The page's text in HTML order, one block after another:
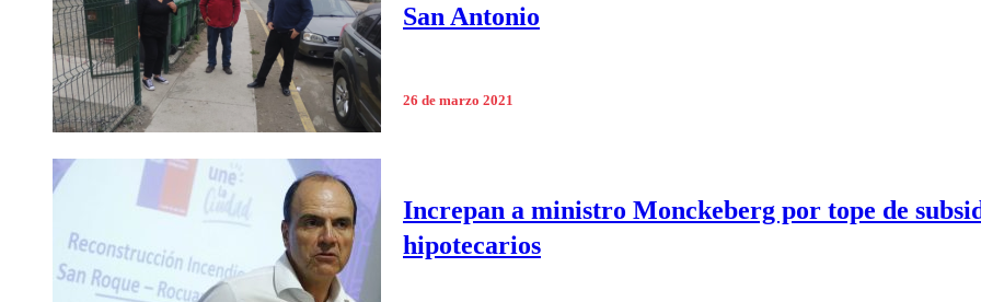
San Antonio
26 de marzo 2021
Increpan a ministro Monckeberg por tope de
hipotecarios